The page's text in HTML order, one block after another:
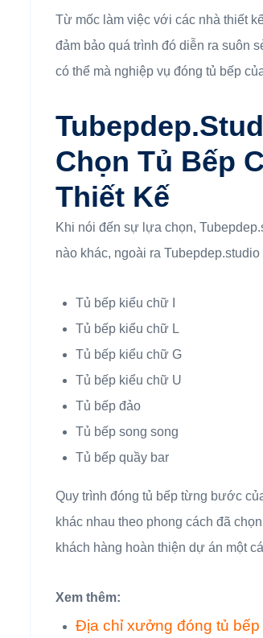
Từ mốc làm việc với các nhà thiết
đảm bảo quá trình đó diễn ra suôn
có thể mà nghiệp vụ đóng tủ bếp
Chọn Tủ Bếp
Thiết Kế
Khi nói đến sự lựa chọn,
nào khác, ngoài ra
Tủ bếp kiểu chữ I
Tủ bếp kiểu chữ L
Tủ bếp kiểu chữ G
Tủ bếp kiểu chữ U
Tủ bếp đảo
Tủ bếp song song
Tủ bếp quầy bar
Quy trình đóng tủ bếp từng bước
khác nhau theo phong cách đã
khách hàng hoàn thiện dự án một
Xem thêm:
Địa chỉ xưởng đóng tủ